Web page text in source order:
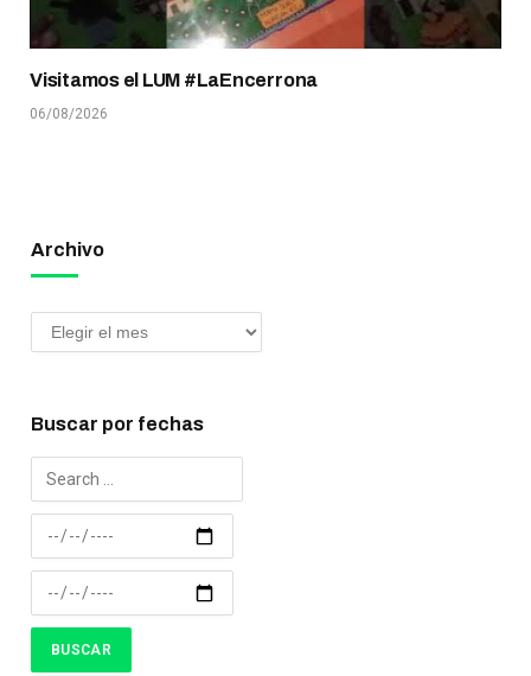
Visitamos el LUM #LaEncerrona
06/08/2026
Archivo
Buscar por fechas